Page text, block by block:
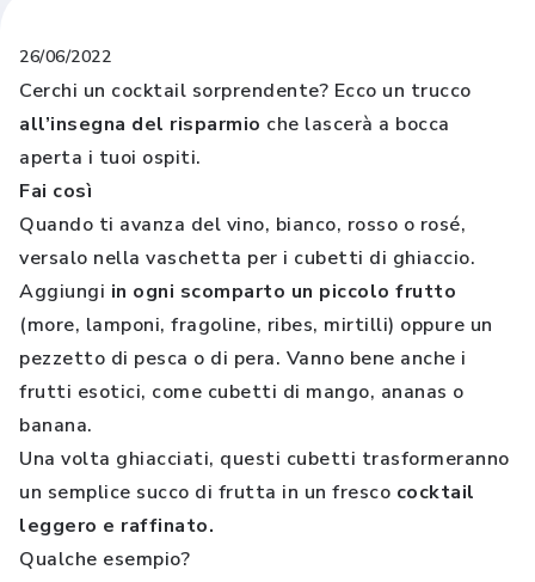
26/06/2022
Cerchi un cocktail sorprendente? Ecco un trucco
all’insegna del risparmio che lascerà a bocca
aperta i tuoi ospiti.
Fai così
Quando ti avanza del vino, bianco, rosso o rosé,
versalo nella vaschetta per i cubetti di ghiaccio.
Aggiungi in ogni scomparto un piccolo frutto
(more, lamponi, fragoline, ribes, mirtilli) oppure un
pezzetto di pesca o di pera. Vanno bene anche i
frutti esotici, come cubetti di mango, ananas o
banana.
Una volta ghiacciati, questi cubetti trasformeranno
un semplice succo di frutta in un fresco cocktail
leggero e raffinato.
Qualche esempio?